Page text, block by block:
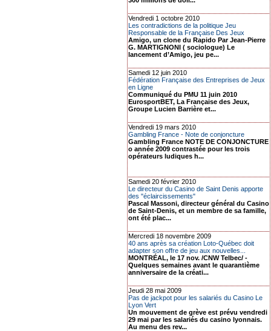
Vendredi 1 octobre 2010
Les contradictions de la politique Jeu
Responsable de la Française Des Jeux
Amigo, un clone du Rapido Par Jean-Pierre
G. MARTIGNONI ( sociologue) Le
lancement d’Amigo, jeu pe...
Samedi 12 juin 2010
Fédération Française des Entreprises de Jeux
en Ligne
Communiqué du PMU 11 juin 2010
EurosportBET, La Française des Jeux,
Groupe Lucien Barrière et...
Vendredi 19 mars 2010
Gambling France - Note de conjoncture
Gambling France NOTE DE CONJONCTURE
o année 2009 contrastée pour les trois
opérateurs ludiques h...
Samedi 20 février 2010
Le directeur du Casino de Saint Denis apporte
des "éclaircissements"
Pascal Massoni, directeur général du Casino
de Saint-Denis, et un membre de sa famille,
ont été plac...
Mercredi 18 novembre 2009
40 ans après sa création Loto-Québec doit
adapter son offre de jeu aux nouvelles...
MONTRÉAL, le 17 nov. /CNW Telbec/ -
Quelques semaines avant le quarantième
anniversaire de la créati...
Jeudi 28 mai 2009
Pas de jackpot pour les salariés du Casino Le
Lyon Vert
Un mouvement de grève est prévu vendredi
29 mai par les salariés du casino lyonnais.
Au menu des rev...